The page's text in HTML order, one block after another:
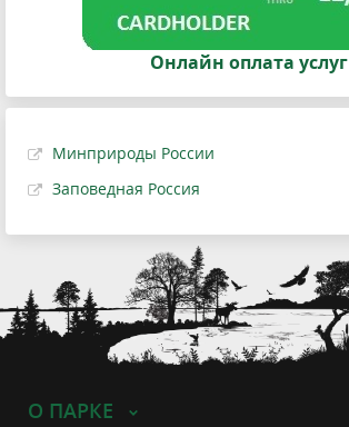
Онлайн оплата услуг
Минприроды России
Заповедная Россия
О ПАРКЕ